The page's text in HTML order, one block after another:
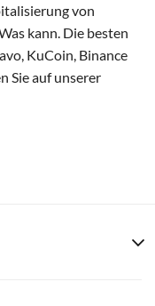
von
kann. Die besten
KuCoin, Binance
Sie auf unserer